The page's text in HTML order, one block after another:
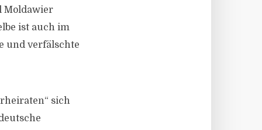
Moldawier
ist auch im
und verfälschte
sich